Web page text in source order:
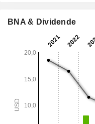
BNA & Dividende